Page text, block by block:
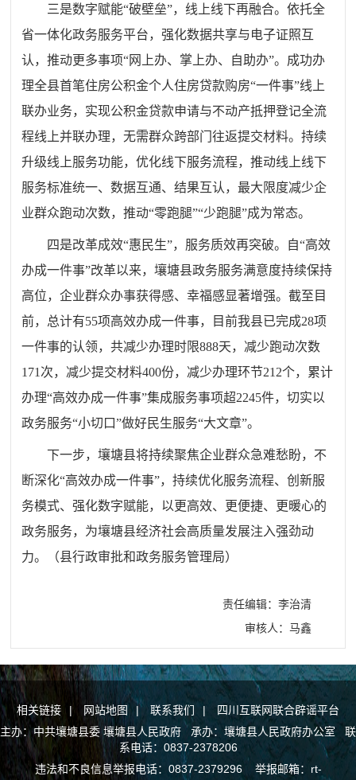
三是数字赋能“破壁垒”，线上线下再融合。依托全
省一体化政务服务平台，强化数据共享与电子证照互
认，推动更多事项“网上办、掌上办、自助办”。成功办
理全县首笔住房公积金个人住房贷款购房“一件事”线上
联办业务，实现公积金贷款申请与不动产抵押登记全流
程线上并联办理，无需群众跨部门往返提交材料。持续
升级线上服务功能，优化线下服务流程，推动线上线下
服务标准统一、数据互通、结果互认，最大限度减少企
业群众跑动次数，推动“零跑腿”“少跑腿”成为常态。
四是改革成效“惠民生”，服务质效再突破。自“高效
办成一件事”改革以来，壤塘县政务服务满意度持续保持
高位，企业群众办事获得感、幸福感显著增强。截至目
前，总计有55项高效办成一件事，目前我县已完成28项
一件事的认领，共减少办理时限888天，减少跑动次数
171次，减少提交材料400份，减少办理环节212个，累计
办理“高效办成一件事”集成服务事项超2245件，切实以
政务服务“小切口”做好民生服务“大文章”。
下一步，壤塘县将持续聚焦企业群众急难愁盼，不
断深化“高效办成一件事”，持续优化服务流程、创新服
务模式、强化数字赋能，以更高效、更便捷、更暖心的
政务服务，为壤塘县经济社会高质量发展注入强劲动
力。（县行政审批和政务服务管理局）
责任编辑：李治清
审核人：马鑫
相关链接 | 网站地图 | 联系我们 |
四川互联网联合辟谣平台
主办：中共壤塘县委 壤塘县人民政府 承办：壤塘县人民政府办公室 联
系电话：0837-2378206
违法和不良信息举报电话：0837-2379296 举报邮箱：rt-